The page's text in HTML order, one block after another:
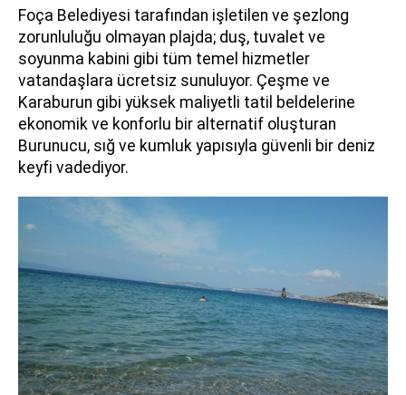
Foça Belediyesi tarafından işletilen ve şezlong
zorunluluğu olmayan plajda; duş, tuvalet ve
soyunma kabini gibi tüm temel hizmetler
vatandaşlara ücretsiz sunuluyor. Çeşme ve
Karaburun gibi yüksek maliyetli tatil beldelerine
ekonomik ve konforlu bir alternatif oluşturan
Burunucu, sığ ve kumluk yapısıyla güvenli bir deniz
keyfi vadediyor.